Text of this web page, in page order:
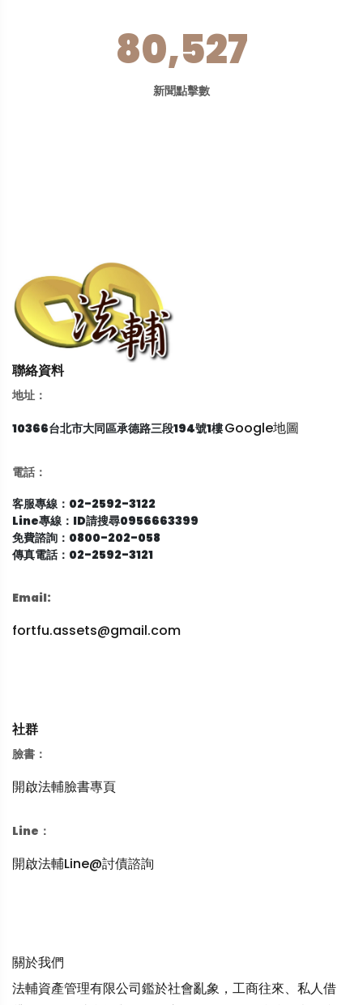
80,527
新聞點擊數
聯絡資料
地址：
10366台北市大同區承德路三段194號1樓Google地圖
電話：
客服專線：02-2592-3122
Line專線：ID請搜尋0956663399
免費諮詢：0800-202-058
傳真電話：02-2592-3121
Email:
fortfu.assets@gmail.com
社群
臉書：
開啟法輔臉書專頁
Line：
開啟法輔Line@討債諮詢
關於我們
法輔資產管理有限公司鑑於社會亂象，工商往來、私人借